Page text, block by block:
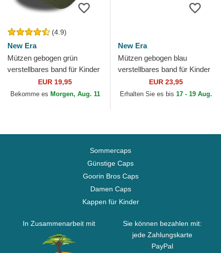
(4.9)
New Era
Mützen gebogen grün
verstellbares band für Kinder
9FORTY League Essential
der New York Yankees...
EUR 19,95
Bekomme es Morgen, Aug. 11
New Era
Mützen gebogen blau
verstellbares band für Kinder
9FORTY The League der Los
Angeles Rams NFL von...
EUR 23,95
Erhalten Sie es bis 17 - 19 Aug.
Sommercaps
Günstige Caps
Goorin Bros Caps
Damen Caps
Kappen für Kinder
In Zusammenarbeit mit
Sie können bezahlen mit:
jede Zahlungskarte
PayPal